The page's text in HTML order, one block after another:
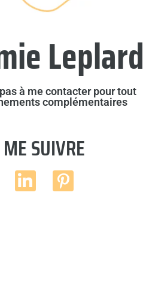
Leplard
à me contacter pour tout
complémentaires
ME SUIVRE